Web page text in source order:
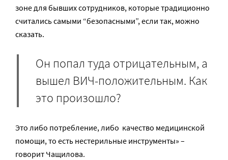
зоне для бывших сотрудников, которые традиционно
считались самыми “безопасными”, если так, можно
сказать.
Он попал туда отрицательным, а
вышел ВИЧ-положительным. Как
это произошло?
Это либо потребление, либо качество медицинской
помощи, то есть нестерильные инструменты» –
говорит Чащилова.